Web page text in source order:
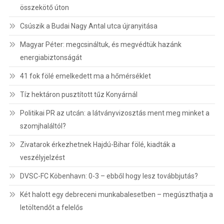
összekötő úton
Csúszik a Budai Nagy Antal utca újranyitása
Magyar Péter: megcsináltuk, és megvédtük hazánk
energiabiztonságát
41 fok fölé emelkedett ma a hőmérséklet
Tíz hektáron pusztított tűz Konyárnál
Politikai PR az utcán: a látványvizosztás ment meg minket a
szomjhaláltól?
Zivatarok érkezhetnek Hajdú-Bihar fölé, kiadták a
veszélyjelzést
DVSC-FC Köbenhavn: 0-3 – ebből hogy lesz továbbjutás?
Két halott egy debreceni munkabalesetben – megúszthatja a
letöltendőt a felelős